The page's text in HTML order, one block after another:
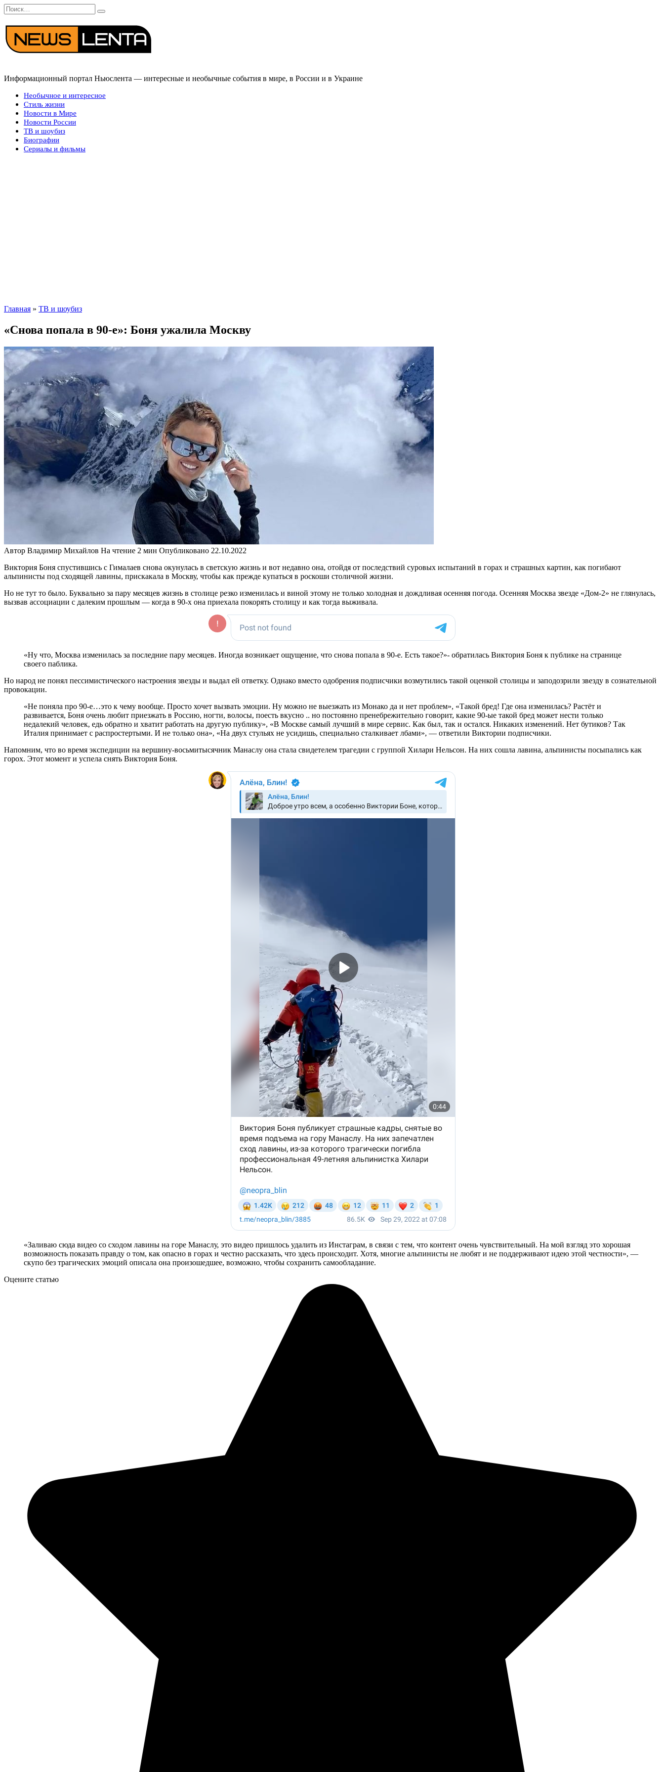
Перейти
к
содержанию
Search
for:
Информационный портал Ньюслента — интересные и необычные события в мире, в России и в Украине
Необычное и интересное
Стиль жизни
Новости в Мире
Новости России
ТВ и шоубиз
Биографии
Сериалы и фильмы
Главная » ТВ и шоубиз
«Снова попала в 90-е»: Боня ужалила Москву
Автор Владимир Михайлов На чтение 2 мин Опубликовано 22.10.2022
Виктория Боня спустившись с Гималаев снова окунулась в светскую жизнь и вот недавно она, отойдя от последствий суровых испытаний в горах и страшных картин, как погибают
альпинисты под сходящей лавины, прискакала в Москву, чтобы как прежде купаться в роскоши столичной жизни.
Но не тут то было. Буквально за пару месяцев жизнь в столице резко изменилась и виной этому не только холодная и дождливая осенняя погода. Осенняя Москва звезде «Дом-2» не глянулась,
вызвав ассоциации с далеким прошлым — когда в 90-х она приехала покорять столицу и как тогда выживала.
«Ну что, Москва изменилась за последние пару месяцев. Иногда возникает ощущение, что снова попала в 90-е. Есть такое?»- обратилась Виктория Боня к публике на странице
своего паблика.
Но народ не понял пессимистического настроения звезды и выдал ей ответку. Однако вместо одобрения подписчики возмутились такой оценкой столицы и заподозрили звезду в сознательной
провокации.
«Не поняла про 90-е…это к чему вообще. Просто хочет вызвать эмоции. Ну можно не выезжать из Монако да и нет проблем», «Такой бред! Где она изменилась? Растёт и
развивается, Боня очень любит приезжать в Россию, ногти, волосы, поесть вкусно .. но постоянно пренебрежительно говорит, какие 90-ые такой бред может нести только
недалекий человек, едь обратно и хватит работать на другую публику», «В Москве самый лучший в мире сервис. Как был, так и остался. Никаких изменений. Нет бутиков? Так
Италия принимает с распростертыми. И не только она», «На двух стульях не усидишь, специально сталкивает лбами», — ответили Виктории подписчики.
Напомним, что во время экспедиции на вершину-восьмитысячник Манаслу она стала свидетелем трагедии с группой Хилари Нельсон. На них сошла лавина, альпинисты посыпались как
горох. Этот момент и успела снять Виктория Боня.
«Заливаю сюда видео со сходом лавины на горе Манаслу, это видео пришлось удалить из Инстаграм, в связи с тем, что контент очень чувствительный. На мой взгляд это хорошая
возможность показать правду о том, как опасно в горах и честно рассказать, что здесь происходит. Хотя, многие альпинисты не любят и не поддерживают идею этой честности», —
скупо без трагических эмоций описала она произошедшее, возможно, чтобы сохранить самообладание.
Оцените статью